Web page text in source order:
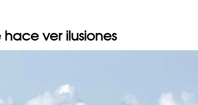
hace ver ilusiones